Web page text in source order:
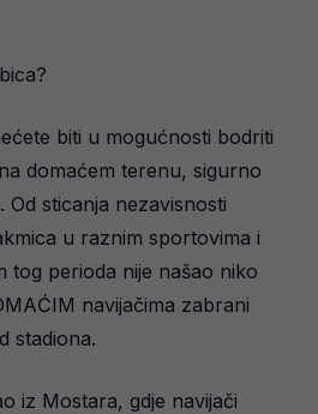
biti u mogućnosti bodriti
domaćem terenu, sigurno
Od sticanja nezavisnosti
u raznim sportovima i
tog perioda nije našao niko
navijačima zabrani
stadiona.
iz Mostara, gdje navijači